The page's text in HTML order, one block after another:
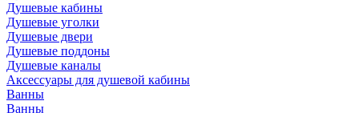
Душевые кабины
Душевые уголки
Душевые двери
Душевые поддоны
Душевые каналы
Аксессуары для душевой кабины
Ванны
Ванны